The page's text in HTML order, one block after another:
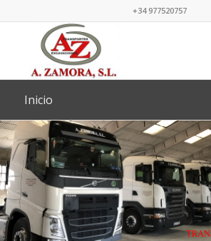
+34 977520757
Inicio